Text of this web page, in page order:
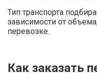
Тип транспорта
зависимости от
перевозке.
Как заказать